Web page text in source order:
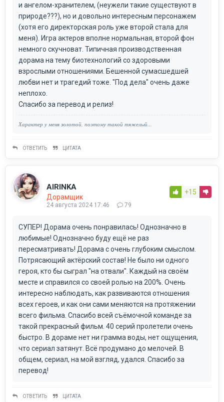
и ангелом-хранителем, (неужели такие существуют в
природе???), но и довольно интересным персонажем
(хотя его директорская роль уже второй стала для
меня). Игра актеров вполне нормальная, второй фон
немного скучноват. Типичная производственная
дорама на тему биотехнологий со здоровыми
взрослыми отношениями. Бешенной сумасшедшей
любви нет и трагедий тоже. "Под дела" очень даже
неплохо.
Спасибо за перевод и релиз!
Характер у меня золотой, поэтому такой тяжелый...
ОТВЕТИТЬ ЦИТАТА
AIRINKA
Дорамщик
24 августа 2024 17:46 79
+15
СУПЕР! Дорама очень понравилась! Однозначно в
любимые! Однозначно буду ещё не раз
пересматривать! Дорама с очень глубоким смыслом.
Потрясающий актёрский состав! Не было ни одного
героя, кто бы сыграл "на отвали". Каждый на своём
месте и справился со своей ролью на 200%. Очень
интересно наблюдать, как развиваются отношения
всех героев, и как они сами меняются на протяжении
всего фильма. Спасибо всей съёмочной команде за
такой прекрасный фильм. 40 серий пролетели очень
быстро. В дораме нет ни грамма воды, нет ощущения,
что сериал затянут. Всё продумано до мелочей. В
общем, сериал, на мой взгляд, удался. Спасибо за
перевод!
ОТВЕТИТЬ ЦИТАТА